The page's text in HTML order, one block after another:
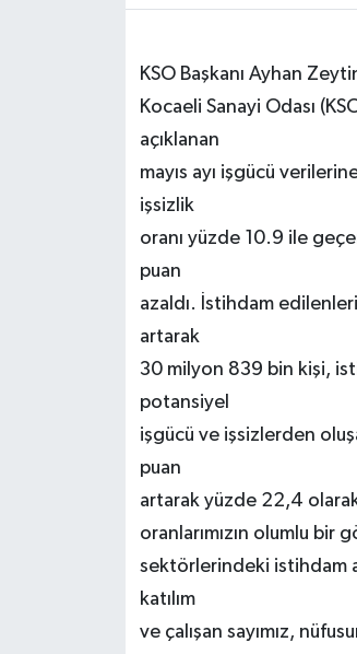
KSO Başkanı Ayhan
Kocaeli Sanayi Odası
açıklanan
mayıs ayı işgücü
işsizlik
oranı yüzde 10.9 ile
puan
azaldı. İstihdam
artarak
30 milyon 839 bin kişi,
potansiyel
işgücü ve işsizlerden
puan
artarak yüzde 22,4
oranlarımızın olumlu bir
sektörlerindeki istihdam
katılım
ve çalışan sayımız,